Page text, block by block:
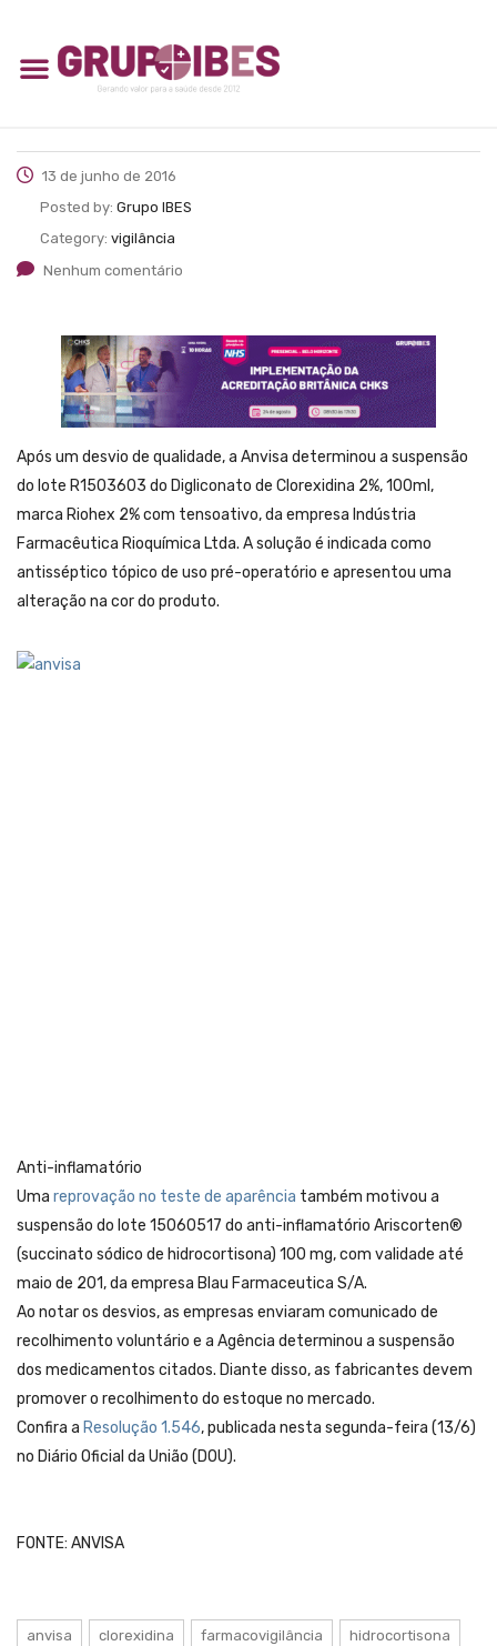
13 de junho de 2016
Posted by: Grupo IBES
Category: vigilância
Nenhum comentário
Após um desvio de qualidade, a Anvisa determinou a suspensão
do lote R1503603 do Digliconato de Clorexidina 2%, 100ml,
marca Riohex 2% com tensoativo, da empresa Indústria
Farmacêutica Rioquímica Ltda. A solução é indicada como
antisséptico tópico de uso pré-operatório e apresentou uma
alteração na cor do produto.
Anti-inflamatório
Uma reprovação no teste de aparência também motivou a
suspensão do lote 15060517 do anti-inflamatório Ariscorten®
(succinato sódico de hidrocortisona) 100 mg, com validade até
maio de 201, da empresa Blau Farmaceutica S/A.
Ao notar os desvios, as empresas enviaram comunicado de
recolhimento voluntário e a Agência determinou a suspensão
dos medicamentos citados. Diante disso, as fabricantes devem
promover o recolhimento do estoque no mercado.
Confira a Resolução 1.546, publicada nesta segunda-feira (13/6)
no Diário Oficial da União (DOU).
FONTE: ANVISA
anvisa clorexidina farmacovigilância hidrocortisona